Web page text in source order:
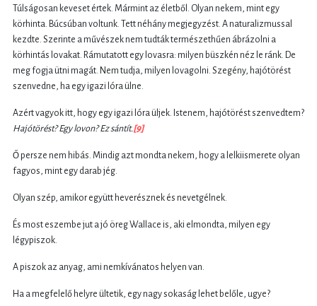
Túlságosan keveset értek. Mármint az életből. Olyan nekem, mint egy
körhinta. Búcsúban voltunk. Tett néhány megjegyzést. A naturalizmussal
kezdte. Szerinte a művészek nem tudták természethűen ábrázolni a
körhintás lovakat. Rámutatott egy lovasra: milyen büszkén néz le ránk. De
meg fogja ütni magát. Nem tudja, milyen lovagolni. Szegény, hajótörést
szenvedne, ha egy igazi lóra ülne.
Azért vagyok itt, hogy egy igazi lóra üljek. Istenem, hajótörést szenvedtem?
Hajótörést? Egy lovon? Ez sántít.[9]
Ő persze nem hibás. Mindig azt mondta nekem, hogy a lelkiismerete olyan
fagyos, mint egy darab jég.
Olyan szép, amikor együtt heverésznek és nevetgélnek.
És most eszembe jut a jó öreg Wallace is, aki elmondta, milyen egy
légypiszok.
A piszok az anyag, ami nemkívánatos helyen van.
Ha a megfelelő helyre ültetik, egy nagy sokaság lehet belőle, ugye?